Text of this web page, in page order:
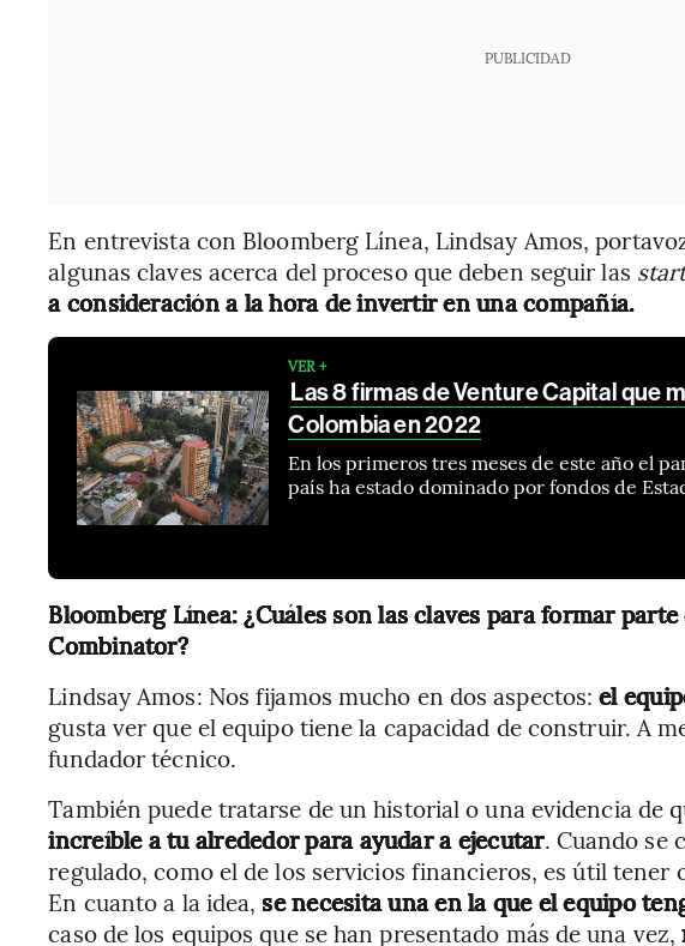
PUBLICIDAD
En entrevista con Bloomberg Línea, Lindsay Amos,
algunas claves acerca del proceso que deben seguir las
a consideración a la hora de invertir en una compañía.
VER +
Las 8 firmas de Venture Capital que
Colombia en 2022
En los primeros tres meses de este año el
país ha estado dominado por fondos de
Bloomberg Línea: ¿Cuáles son las claves para formar
Combinator?
Lindsay Amos: Nos fijamos mucho en dos aspectos:el
gusta ver que el equipo tiene la capacidad de construir. A
fundador técnico.
También puede tratarse de un historial o una evidencia de
increíble a tu alrededor para ayudar a ejecutar. Cuando se
regulado, como el de los servicios financieros, es útil tener
En cuanto a la idea, se necesita una en la que el equipo
caso de los equipos que se han presentado más de una vez,